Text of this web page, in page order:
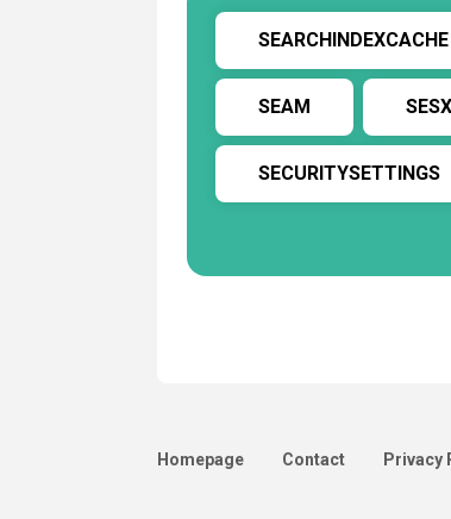
SEARCHINDEXCACHE
SEAM SESX
SECURITYSETTINGS
Homepage Contact Privacy